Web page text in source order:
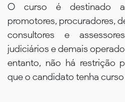
O curso é destinado a
promotores, procuradores,
consultores e
judiciários e demais
entanto, não há restrição
que o candidato tenha curso